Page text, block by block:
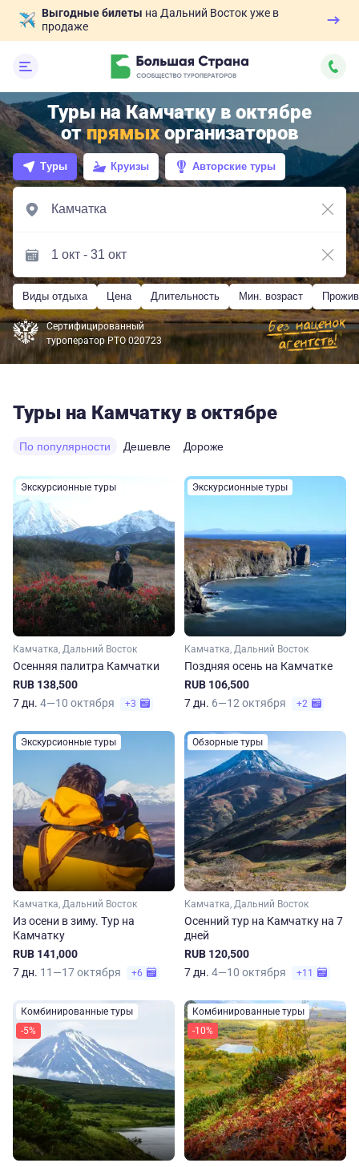
Выгодные билеты на Дальний Восток уже в
продаже
Туры на Камчатку в октябре
отпрямыхорганизаторов
Туры Круизы Авторские туры
Виды отдыха Цена Длительность Мин. возраст
Сертифицированный
туроператор РТО 020723
Туры на Камчатку в октябре
По популярности Дешевле Дороже
Экскурсионные туры
Камчатка, Дальний Восток
Осенняя палитра Камчатки
RUB 138,500
7 дн. 4—10 октября +3
Экскурсионные туры
Камчатка, Дальний Восток
Поздняя осень на Камчатке
RUB 106,500
7 дн. 6—12 октября +2
Экскурсионные туры
Камчатка, Дальний Восток
Из осени в зиму. Тур на
Камчатку
RUB 141,000
7 дн. 11—17 октября +6
Обзорные туры
Камчатка, Дальний Восток
Осенний тур на Камчатку на 7
дней
RUB 120,500
7 дн. 4—10 октября +11
Комбинированные туры
-5%
Комбинированные туры
-10%